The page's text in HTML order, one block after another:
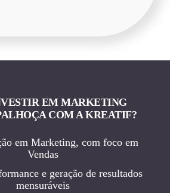
EM MARKETING
COM A KREATIF?
em Marketing, com foco em
Vendas
e geração de resultados
mensuráveis